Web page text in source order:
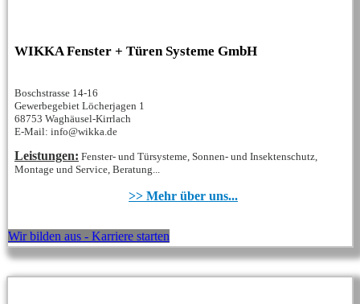
WIKKA Fenster + Türen Systeme GmbH
Boschstrasse 14-16
Gewerbegebiet Löcherjagen 1
68753 Waghäusel-Kirrlach
E-Mail: info@wikka.de
Leistungen: Fenster- und Türsysteme, Sonnen- und Insektenschutz,
Montage und Service, Beratung...
>> Mehr über uns...
Wir bilden aus - Karriere starten